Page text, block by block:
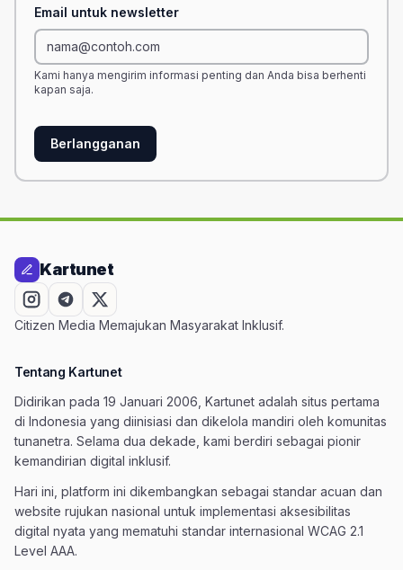
Email untuk newsletter
Kami hanya mengirim informasi penting dan Anda bisa berhenti
kapan saja.
Berlangganan
Kartunet
Citizen Media Memajukan Masyarakat Inklusif.
Tentang Kartunet
Didirikan pada 19 Januari 2006, Kartunet adalah situs pertama
di Indonesia yang diinisiasi dan dikelola mandiri oleh komunitas
tunanetra. Selama dua dekade, kami berdiri sebagai pionir
kemandirian digital inklusif.
Hari ini, platform ini dikembangkan sebagai standar acuan dan
website rujukan nasional untuk implementasi aksesibilitas
digital nyata yang mematuhi standar internasional WCAG 2.1
Level AAA.